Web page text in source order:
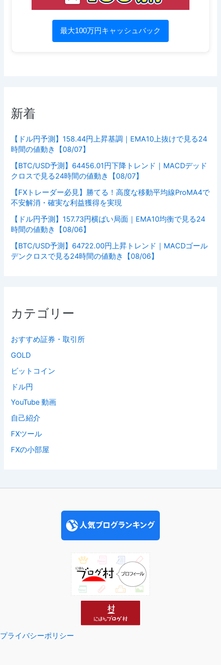
最大100万円キャッシュバック
新着
【ドル円予測】158.44円上昇基調｜EMA10上抜けで見る24
時間の値動き【08/07】
【BTC/USD予測】64456.01円下降トレンド｜MACDデッド
クロスで見る24時間の値動き【08/07】
【FXトレーダー必見】勝てる！高度な移動平均線ProMA4で
不安解消・確実な利益獲得を実現
【ドル円予測】157.73円横ばい局面｜EMA10均衡で見る24
時間の値動き【08/06】
【BTC/USD予測】64722.00円上昇トレンド｜MACDゴール
デンクロスで見る24時間の値動き【08/06】
カテゴリー
おすすめ証券・取引所
GOLD
ビットコイン
ドル円
YouTube 動画
自己紹介
FXツール
FXの小部屋
プライバシーポリシー